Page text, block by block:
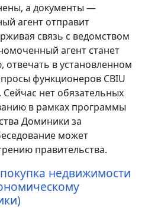
а документы —
агент отправит
связь с ведомством
агент станет
отвечать в установленном
функционеров CBIU
нет обязательных
в рамках программы
Доминики за
может
правительства.
недвижимости